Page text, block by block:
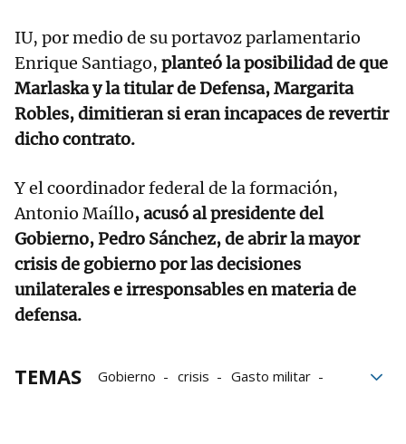
IU, por medio de su portavoz parlamentario
Enrique Santiago, planteó la posibilidad de que
Marlaska y la titular de Defensa, Margarita
Robles, dimitieran si eran incapaces de revertir
dicho contrato.
Y el coordinador federal de la formación,
Antonio Maíllo, acusó al presidente del
Gobierno, Pedro Sánchez, de abrir la mayor
crisis de gobierno por las decisiones
unilaterales e irresponsables en materia de
defensa.
TEMAS Gobierno crisis
Gasto militar